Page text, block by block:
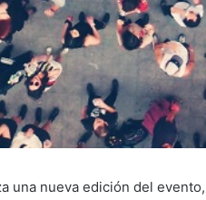
una nueva edición del